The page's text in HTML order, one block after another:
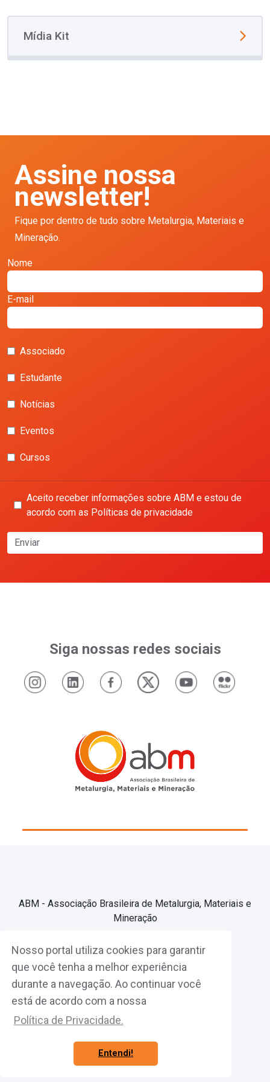
Nosso portal utiliza cookies para garantir
que você tenha a melhor experiência
durante a navegação. Ao continuar você
está de acordo com a nossa
Política de Privacidade.
Entendi!
Mídia Kit
Assine nossa
newsletter!
Fique por dentro de tudo sobre Metalurgia, Materiais e
Mineração.
Nome
E-mail
Associado
Estudante
Notícias
Eventos
Cursos
Aceito receber informações sobre ABM e estou de
acordo com as Políticas de privacidade
Enviar
Siga nossas redes sociais
ABM - Associação Brasileira de Metalurgia, Materiais e
Mineração
Associe-se
Fazer Login